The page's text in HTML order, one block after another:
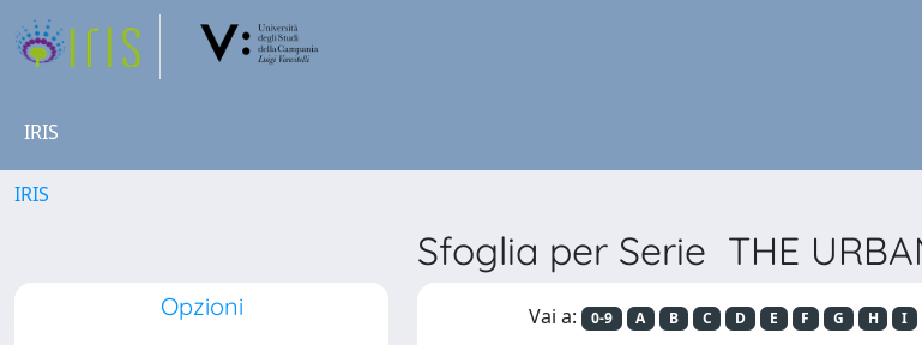
IRIS
IRIS
Sfoglia per Serie THE
Opzioni Vai a: 0-9 A B C D E F G H I